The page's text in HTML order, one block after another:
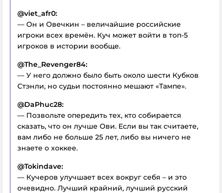
@viet_afr0:
— Он и Овечкин – величайшие российские
игроки всех времён. Куч может войти в топ-5
игроков в истории вообще.
@The_Revenger84:
— У него должно было быть около шести Кубков
Стэнли, но судьи постоянно мешают «Тампе».
@DaPhuc28:
— Позвольте опередить тех, кто собирается
сказать, что он лучше Ови. Если вы так считаете,
вам либо не больше 25 лет, либо вы ничего не
знаете о хоккее.
@Tokindave:
— Кучеров улучшает всех вокруг себя – и это
очевидно. Лучший крайний, лучший русский